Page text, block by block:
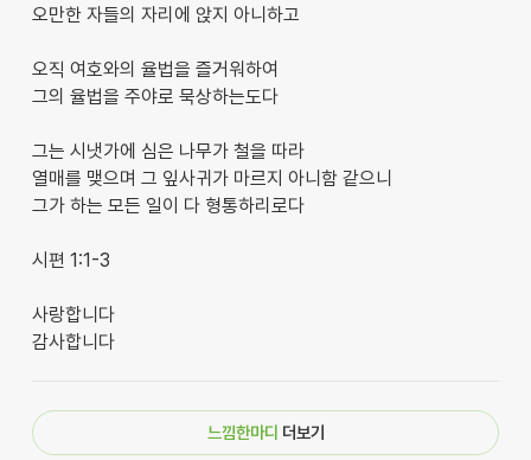
오만한 자들의 자리에 앉지 아니하고
오직 여호와의 율법을 즐거워하여
그의 율법을 주야로 묵상하는도다
그는 시냇가에 심은 나무가 철을 따라
열매를 맺으며 그 잎사귀가 마르지 아니함 같으니
그가 하는 모든 일이 다 형통하리로다
시편 1:1-3
사랑합니다
감사합니다
느낌한마디 더보기